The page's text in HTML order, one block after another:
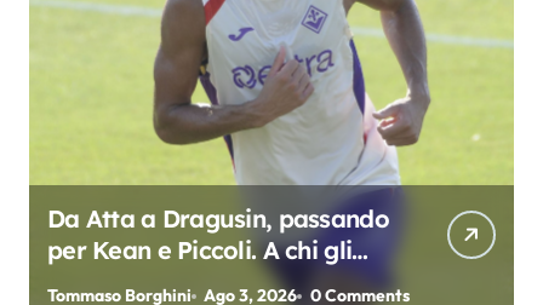
Da Atta a Dragusin, passando
per Kean e Piccoli. A chi gli
oscar del precampionato?
Tommaso Borghini Ago 3, 2026 0 Comments